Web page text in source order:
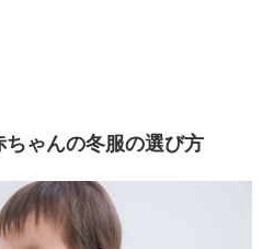
ゃんの冬服の選び方